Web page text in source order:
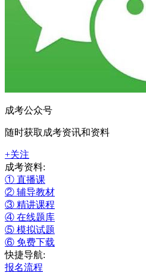
成考公众号
随时获取成考资讯和资料
+关注
成考资料:
① 直播课
② 辅导教材
③ 精讲课程
④ 在线题库
⑤ 模拟试题
⑥ 免费下载
快捷导航:
报名流程